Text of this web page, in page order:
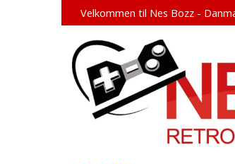
Velkommen til Nes Bozz -